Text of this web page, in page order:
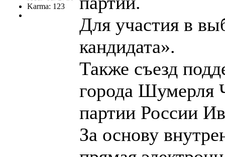
Karma: 123
Для участия в
кандидата».
Также съезд
города Шумерля
партии России
За основу